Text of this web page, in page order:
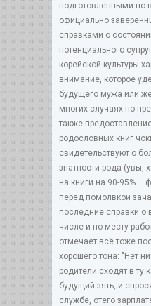
подготовленными по
официально
справками о
потенциального
корейской культуры
внимание, которое
будущего мужа или
многих случаях по-
также
родословных книг
свидетельствуют о
знатности рода (увы,
на книги на 90-95% –
перед помолвкой
последние справки о
числе и по месту
отмечает всё тоже
хорошего тона: "Нет
родители сходят в ту
будущий зять, и
службе, отего